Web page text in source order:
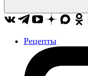
Рецепты